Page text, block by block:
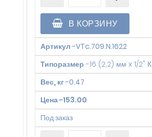
В КОРЗИНУ
Артикул -VTc.709.N.1622
Типоразмер -16 (2,2) мм x 1/2" К
Вес, кг-0.47
Цена-153.00
Под заказ